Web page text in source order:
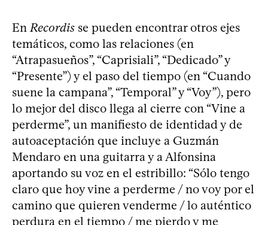
En Recordis se pueden encontrar otros ejes
temáticos, como las relaciones (en
“Atrapasueños”, “Caprisiali”, “Dedicado” y
“Presente”) y el paso del tiempo (en “Cuando
suene la campana”, “Temporal” y “Voy”), pero
lo mejor del disco llega al cierre con “Vine a
perderme”, un manifiesto de identidad y de
autoaceptación que incluye a Guzmán
Mendaro en una guitarra y a Alfonsina
aportando su voz en el estribillo: “Sólo tengo
claro que hoy vine a perderme / no voy por el
camino que quieren venderme / lo auténtico
perdura en el tiempo / me pierdo y me